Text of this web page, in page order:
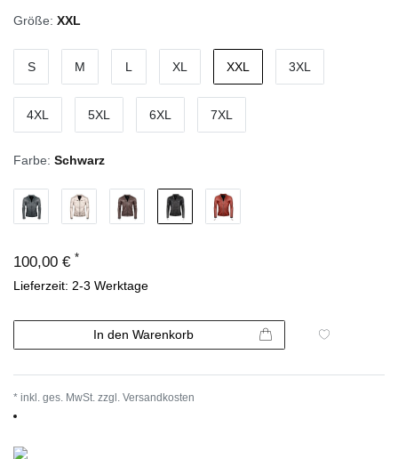
Größe: XXL
S M L XL XXL 3XL
4XL 5XL 6XL 7XL
Farbe: Schwarz
100,00 € *
Lieferzeit: 2-3 Werktage
In den Warenkorb
* inkl. ges. MwSt. zzgl. Versandkosten